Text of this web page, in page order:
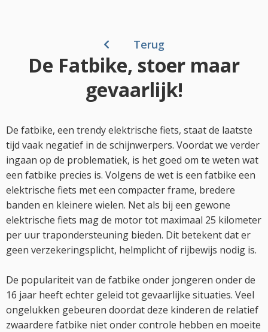
Terug
De Fatbike, stoer maar
gevaarlijk!
De fatbike, een trendy elektrische fiets, staat de laatste
tijd vaak negatief in de schijnwerpers. Voordat we verder
ingaan op de problematiek, is het goed om te weten wat
een fatbike precies is. Volgens de wet is een fatbike een
elektrische fiets met een compacter frame, bredere
banden en kleinere wielen. Net als bij een gewone
elektrische fiets mag de motor tot maximaal 25 kilometer
per uur trapondersteuning bieden. Dit betekent dat er
geen verzekeringsplicht, helmplicht of rijbewijs nodig is.
De populariteit van de fatbike onder jongeren onder de
16 jaar heeft echter geleid tot gevaarlijke situaties. Veel
ongelukken gebeuren doordat deze kinderen de relatief
zwaardere fatbike niet onder controle hebben en moeite